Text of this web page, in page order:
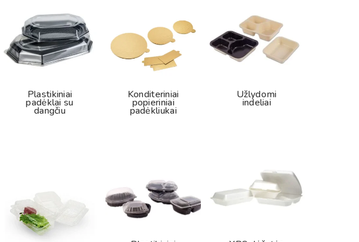
Plastikiniai
padėklai su
dangčiu
Konditeriniai
popieriniai
padėkliukai
Užlydomi
indeliai